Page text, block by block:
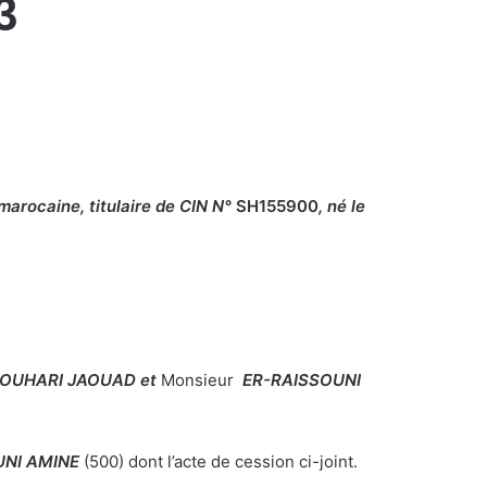
titulaire de CIN N° SH155900, né le
JAOUAD et Monsieur ER-RAISSOUNI
AMINE (500) dont l’acte de cession ci-joint.